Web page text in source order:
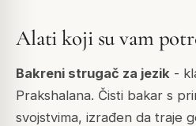
Alati koji su vam
Bakreni strugač za jezik -
Prakshalana. Čisti bakar s
svojstvima, izrađen da traje